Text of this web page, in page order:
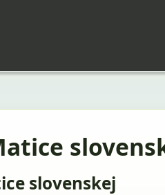
slovenskej